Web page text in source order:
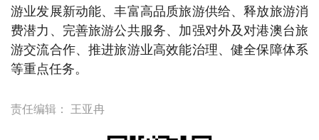
游业发展新动能、丰富高品质旅游供给、释放旅游消
费潜力、完善旅游公共服务、加强对外及对港澳台旅
游交流合作、推进旅游业高效能治理、健全保障体系
等重点任务。
责任编辑： 王亚冉